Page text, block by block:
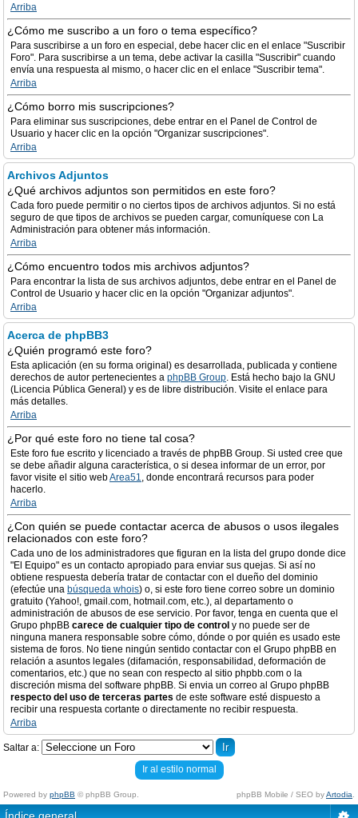
Arriba
¿Cómo me suscribo a un foro o tema específico?
Para suscribirse a un foro en especial, debe hacer clic en el enlace "Suscribir
Foro". Para suscribirse a un tema, debe activar la casilla "Suscribir" cuando
envía una respuesta al mismo, o hacer clic en el enlace "Suscribir tema".
Arriba
¿Cómo borro mis suscripciones?
Para eliminar sus suscripciones, debe entrar en el Panel de Control de
Usuario y hacer clic en la opción "Organizar suscripciones".
Arriba
Archivos Adjuntos
¿Qué archivos adjuntos son permitidos en este foro?
Cada foro puede permitir o no ciertos tipos de archivos adjuntos. Si no está
seguro de que tipos de archivos se pueden cargar, comuníquese con La
Administración para obtener más información.
Arriba
¿Cómo encuentro todos mis archivos adjuntos?
Para encontrar la lista de sus archivos adjuntos, debe entrar en el Panel de
Control de Usuario y hacer clic en la opción "Organizar adjuntos".
Arriba
Acerca de phpBB3
¿Quién programó este foro?
Esta aplicación (en su forma original) es desarrollada, publicada y contiene
derechos de autor pertenecientes a phpBB Group. Está hecho bajo la GNU
(Licencia Pública General) y es de libre distribución. Visite el enlace para
más detalles.
Arriba
¿Por qué este foro no tiene tal cosa?
Este foro fue escrito y licenciado a través de phpBB Group. Si usted cree que
se debe añadir alguna característica, o si desea informar de un error, por
favor visite el sitio webArea51, donde encontrará recursos para poder
hacerlo.
Arriba
¿Con quién se puede contactar acerca de abusos o usos ilegales
relacionados con este foro?
Cada uno de los administradores que figuran en la lista del grupo donde dice
"El Equipo" es un contacto apropiado para enviar sus quejas. Si así no
obtiene respuesta debería tratar de contactar con el dueño del dominio
(efectúe una búsqueda whois) o, si este foro tiene correo sobre un dominio
gratuito (Yahoo!, gmail.com, hotmail.com, etc.), al departamento o
administración de abusos de ese servicio. Por favor, tenga en cuenta que el
Grupo phpBB carece de cualquier tipo de control y no puede ser de
ninguna manera responsable sobre cómo, dónde o por quién es usado este
sistema de foros. No tiene ningún sentido contactar con el Grupo phpBB en
relación a asuntos legales (difamación, responsabilidad, deformación de
comentarios, etc.) que no sean con respecto al sitio phpbb.com o la
discreción misma del software phpBB. Si envia un correo al Grupo phpBB
respecto del uso de terceras partes de este software esté dispuesto a
recibir una respuesta cortante o directamente no recibir respuesta.
Arriba
Saltar a:
Ir al estilo normal
Powered by phpBB © phpBB Group. phpBB Mobile / SEO byArtodia